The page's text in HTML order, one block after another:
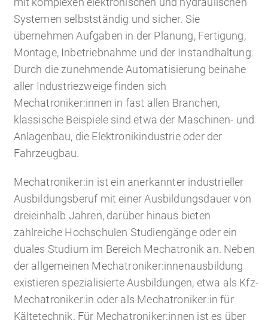
Systemen selbstständig und sicher. Sie
übernehmen Aufgaben in der Planung, Fertigung,
Montage, Inbetriebnahme und der Instandhaltung.
Durch die zunehmende Automatisierung beinahe
aller Industriezweige finden sich
Mechatroniker:innen in fast allen Branchen,
klassische Beispiele sind etwa der Maschinen- und
Anlagenbau, die Elektronikindustrie oder der
Fahrzeugbau.
Mechatroniker:in ist ein anerkannter industrieller
Ausbildungsberuf mit einer Ausbildungsdauer von
dreieinhalb Jahren, darüber hinaus bieten
zahlreiche Hochschulen Studiengänge oder ein
duales Studium im Bereich Mechatronik an. Neben
der allgemeinen Mechatroniker:innenausbildung
existieren spezialisierte Ausbildungen, etwa als Kfz-
Mechatroniker:in oder als Mechatroniker:in für
Kältetechnik. Für Mechatroniker:innen ist es über